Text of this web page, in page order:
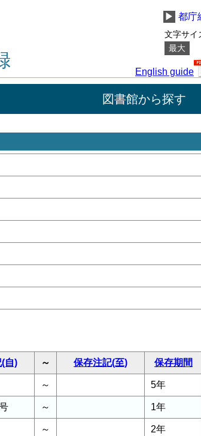
▶ 都庁
文字サイ
最大
English guide
図書館から探す
自) ～ 保存注記(至) 保存期間
～ 5年
～ 1年
～ 2年